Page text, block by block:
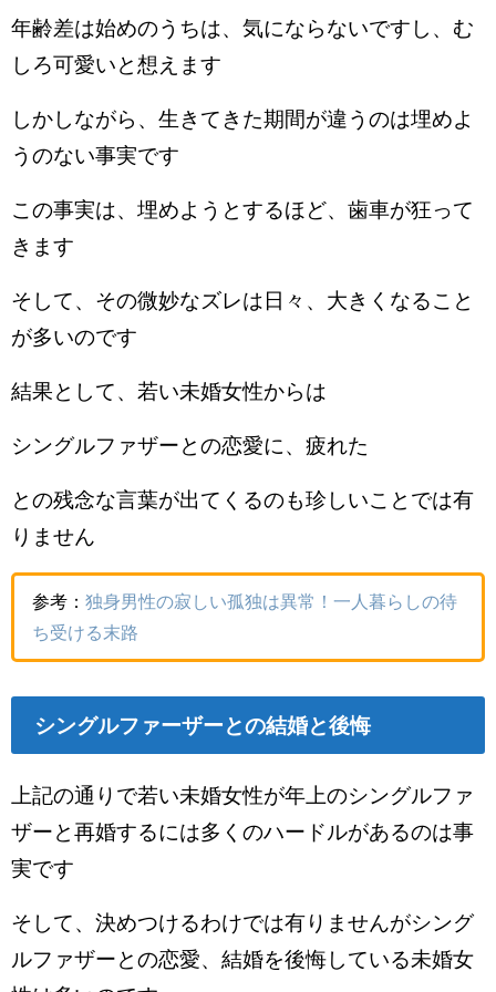
年齢差は始めのうちは、気にならないですし、む
しろ可愛いと想えます
しかしながら、生きてきた期間が違うのは埋めよ
うのない事実です
この事実は、埋めようとするほど、歯車が狂って
きます
そして、その微妙なズレは日々、大きくなること
が多いのです
結果として、若い未婚女性からは
シングルファザーとの恋愛に、疲れた
との残念な言葉が出てくるのも珍しいことでは有
りません
参考： 独身男性の寂しい孤独は異常！一人暮らしの待
ち受ける末路
シングルファーザーとの結婚と後悔
上記の通りで若い未婚女性が年上のシングルファ
ザーと再婚するには多くのハードルがあるのは事
実です
そして、決めつけるわけでは有りませんがシング
ルファザーとの恋愛、結婚を後悔している未婚女